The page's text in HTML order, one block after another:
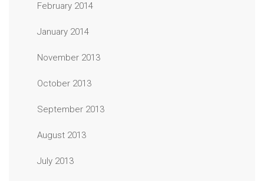
February 2014
January 2014
November 2013
October 2013
September 2013
August 2013
July 2013